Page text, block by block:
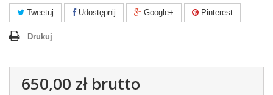
Tweetuj Udostępnij Google+ Pinterest
Drukuj
650,00 złbrutto